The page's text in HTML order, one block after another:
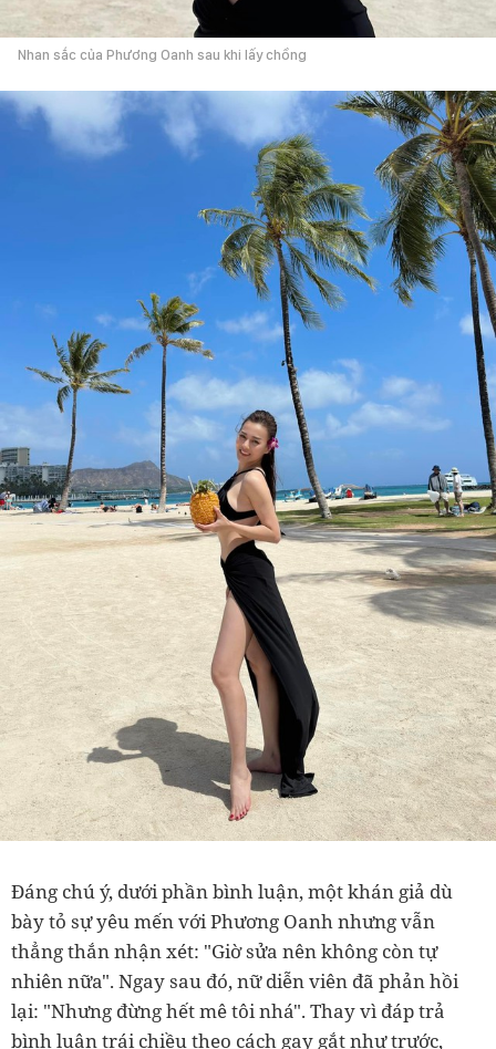
Nhan sắc của Phương Oanh sau khi lấy chồng
Đáng chú ý, dưới phần bình luận, một khán giả dù
bày tỏ sự yêu mến với Phương Oanh nhưng vẫn
thẳng thắn nhận xét: "Giờ sửa nên không còn tự
nhiên nữa". Ngay sau đó, nữ diễn viên đã phản hồi
lại: "Nhưng đừng hết mê tôi nhá". Thay vì đáp trả
bình luận trái chiều theo cách gay gắt như trước,